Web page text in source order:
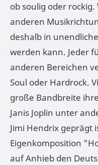
ob soulig oder rockig.
anderen
deshalb in
werden kann. Jeder
anderen Bereichen
Soul oder Hardrock.
große Bandbreite
Janis Joplin unter
Jimi Hendrix geprägt
Eigenkomposition
auf Anhieb den